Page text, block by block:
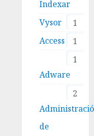
Indexar
1
Vysor
1
Access
1
Adware
2
de